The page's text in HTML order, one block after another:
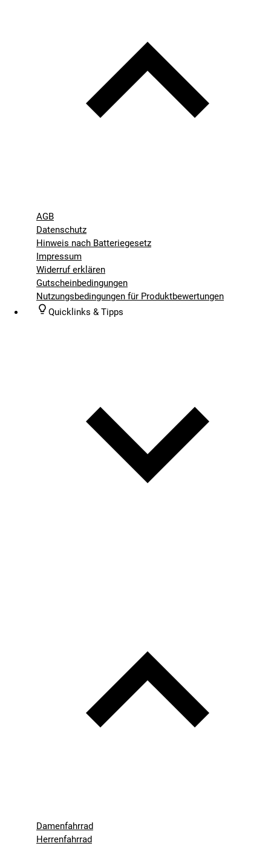
AGB
Datenschutz
Hinweis nach Batteriegesetz
Impressum
Widerruf erklären
Gutscheinbedingungen
Nutzungsbedingungen für Produktbewertungen
Quicklinks & Tipps
Damenfahrrad
Herrenfahrrad